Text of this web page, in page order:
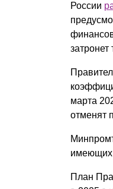
России
затронет
марта
отменят
имеющих
План